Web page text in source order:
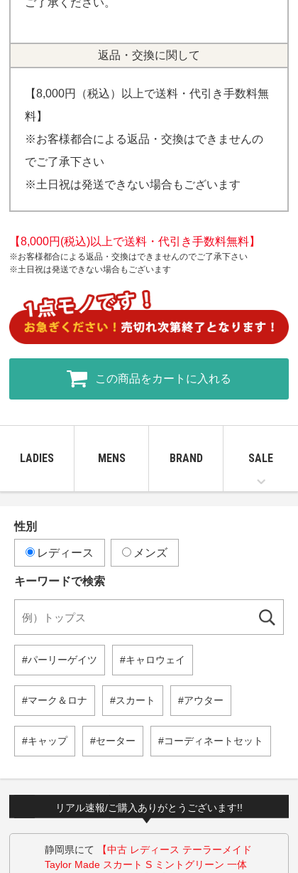
返品・交換に関して
【8,000円（税込）以上で送料・代引き手数料無
料】
※お客様都合による返品・交換はできませんの
でご了承下さい
※土日祝は発送できない場合もございます
【8,000円(税込)以上で送料・代引き手数料無料】
※お客様都合による返品・交換はできませんのでご了承下さい
※土日祝は発送できない場合もございます
この商品をカートに入れる
LADIES MENS BRAND SALE
性別
レディース メンズ
キーワードで検索
パーリーゲイツ キャロウェイ
マーク＆ロナ スカート アウター
キャップ セーター コーディネートセット
リアル速報/ご購入ありがとうございます!!
静岡県にて
【中古 レディース テーラーメイド
Taylor Made スカート S ミントグリーン 一体